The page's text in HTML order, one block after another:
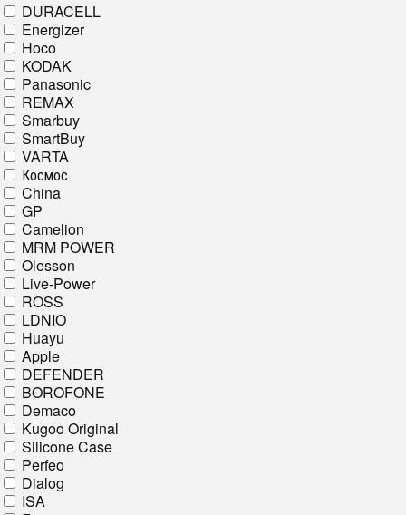
DURACELL
Energizer
Hoco
KODAK
Panasonic
REMAX
Smarbuy
SmartBuy
VARTA
Космос
China
GP
Camelion
MRM POWER
Olesson
Live-Power
ROSS
LDNIO
Huayu
Apple
DEFENDER
BOROFONE
Demaco
Kugoo Original
Silicone Case
Perfeo
Dialog
ISA